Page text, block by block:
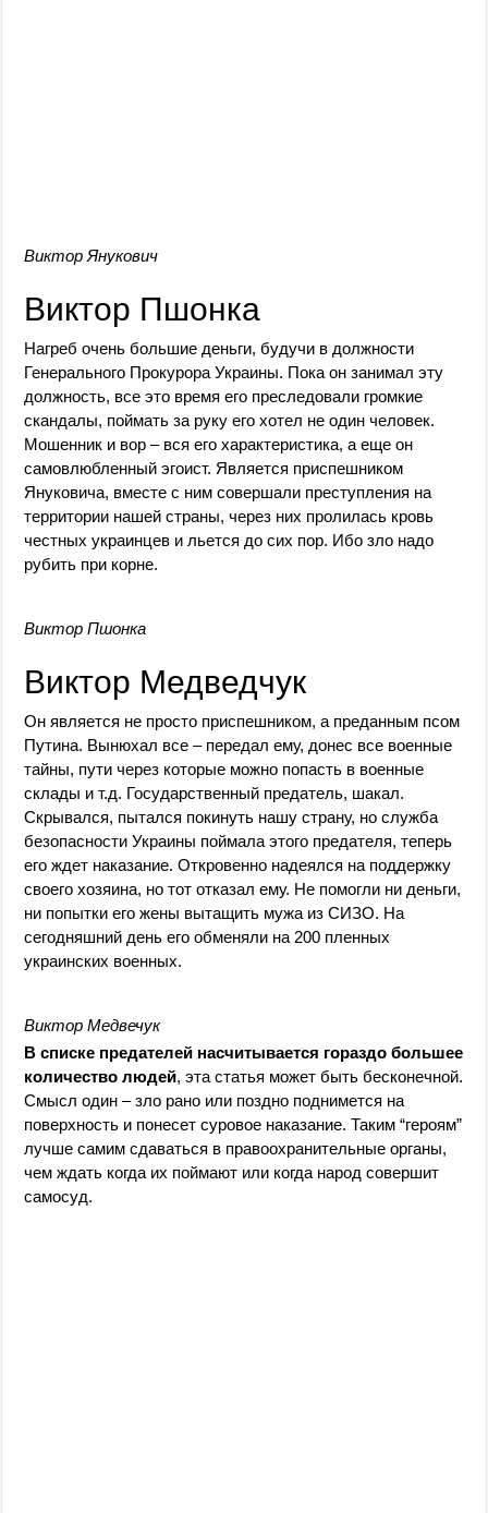
Виктор Янукович
Виктор Пшонка
Нагреб очень большие деньги, будучи в должности
Генерального Прокурора Украины. Пока он занимал эту
должность, все это время его преследовали громкие
скандалы, поймать за руку его хотел не один человек.
Мошенник и вор – вся его характеристика, а еще он
самовлюбленный эгоист. Является приспешником
Януковича, вместе с ним совершали преступления на
территории нашей страны, через них пролилась кровь
честных украинцев и льется до сих пор. Ибо зло надо
рубить при корне.
Виктор Пшонка
Виктор Медведчук
Он является не просто приспешником, а преданным псом
Путина. Вынюхал все – передал ему, донес все военные
тайны, пути через которые можно попасть в военные
склады и т.д. Государственный предатель, шакал.
Скрывался, пытался покинуть нашу страну, но служба
безопасности Украины поймала этого предателя, теперь
его ждет наказание. Откровенно надеялся на поддержку
своего хозяина, но тот отказал ему. Не помогли ни деньги,
ни попытки его жены вытащить мужа из СИЗО. На
сегодняшний день его обменяли на 200 пленных
украинских военных.
Виктор Медвечук
В списке предателей насчитывается гораздо большее
количество людей, эта статья может быть бесконечной.
Смысл один – зло рано или поздно поднимется на
поверхность и понесет суровое наказание. Таким “героям”
лучше самим сдаваться в правоохранительные органы,
чем ждать когда их поймают или когда народ совершит
самосуд.